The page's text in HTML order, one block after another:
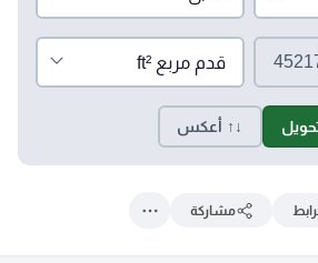
↓↑ أعكس
مشاركة